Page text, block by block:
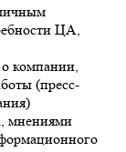
ЦА,
компании,
(пресс-
мнениями